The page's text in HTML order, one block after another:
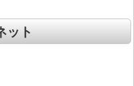
ット